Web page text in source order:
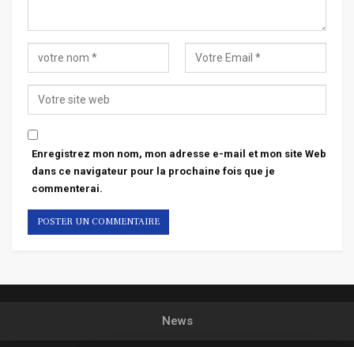
Enregistrez mon nom, mon adresse e-mail et mon site Web
dans ce navigateur pour la prochaine fois que je
commenterai.
News